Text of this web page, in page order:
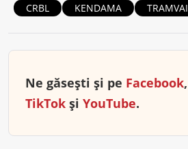
CRBL KENDAMA TRAMVAI
Ne găsești și pe Facebook,
TikTok și YouTube.